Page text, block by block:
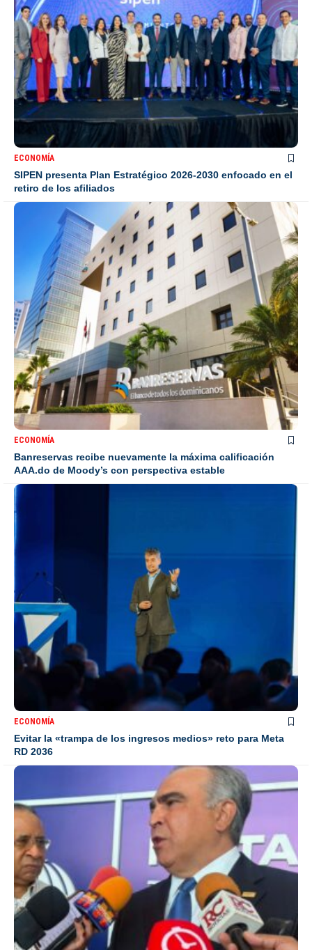
ECONOMÍA
SIPEN presenta Plan Estratégico 2026-2030 enfocado en el
retiro de los afiliados
ECONOMÍA
Banreservas recibe nuevamente la máxima calificación
AAA.do de Moody’s con perspectiva estable
ECONOMÍA
Evitar la «trampa de los ingresos medios» reto para Meta
RD 2036